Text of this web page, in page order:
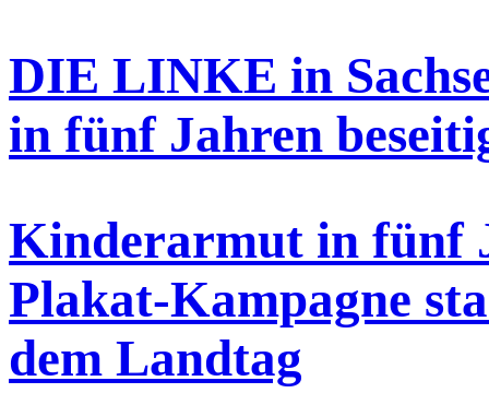
DIE LINKE in
in fünf Jahren
Kinderarmut in fünf
Plakat-Kampagne
dem Landtag